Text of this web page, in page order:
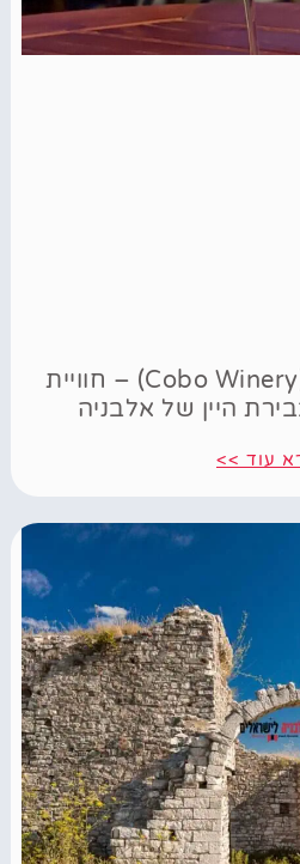
יקב קובו בבראט (Cobo Winery) – חוויית
היין של אלבניה
עוד >>